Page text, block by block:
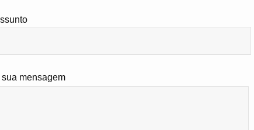
sua mensagem